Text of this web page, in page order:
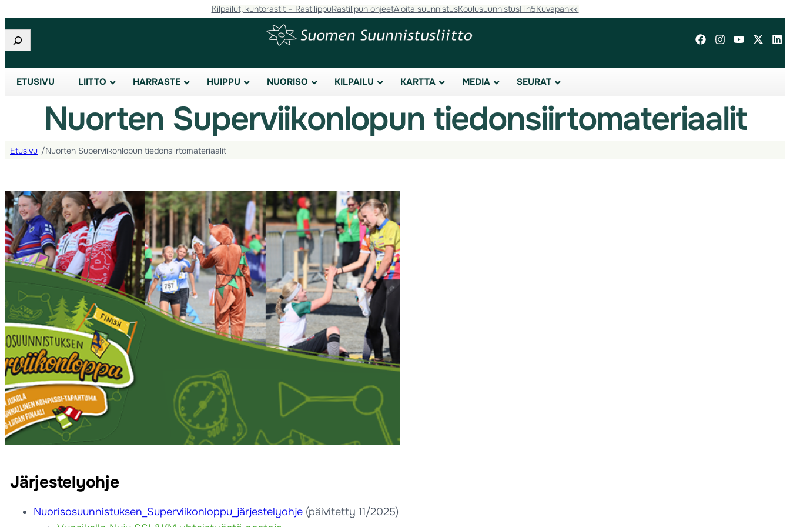
Kilpailut, kuntorastit – RastilippuRastilipun ohjeetAloita suunnistusKoulusuunnistusFin5Kuvapankki
Etsi
ETUSIVU LIITTO HARRASTE HUIPPU NUORISO KILPAILU KARTTA MEDIA SEURAT
Nuorten Superviikonlopun tiedonsiirtomateriaalit
Etusivu /Nuorten Superviikonlopun tiedonsiirtomateriaalit
Järjestelyohje
Nuorisosuunnistuksen_Superviikonloppu_järjestelyohje (päivitetty 11/2025)